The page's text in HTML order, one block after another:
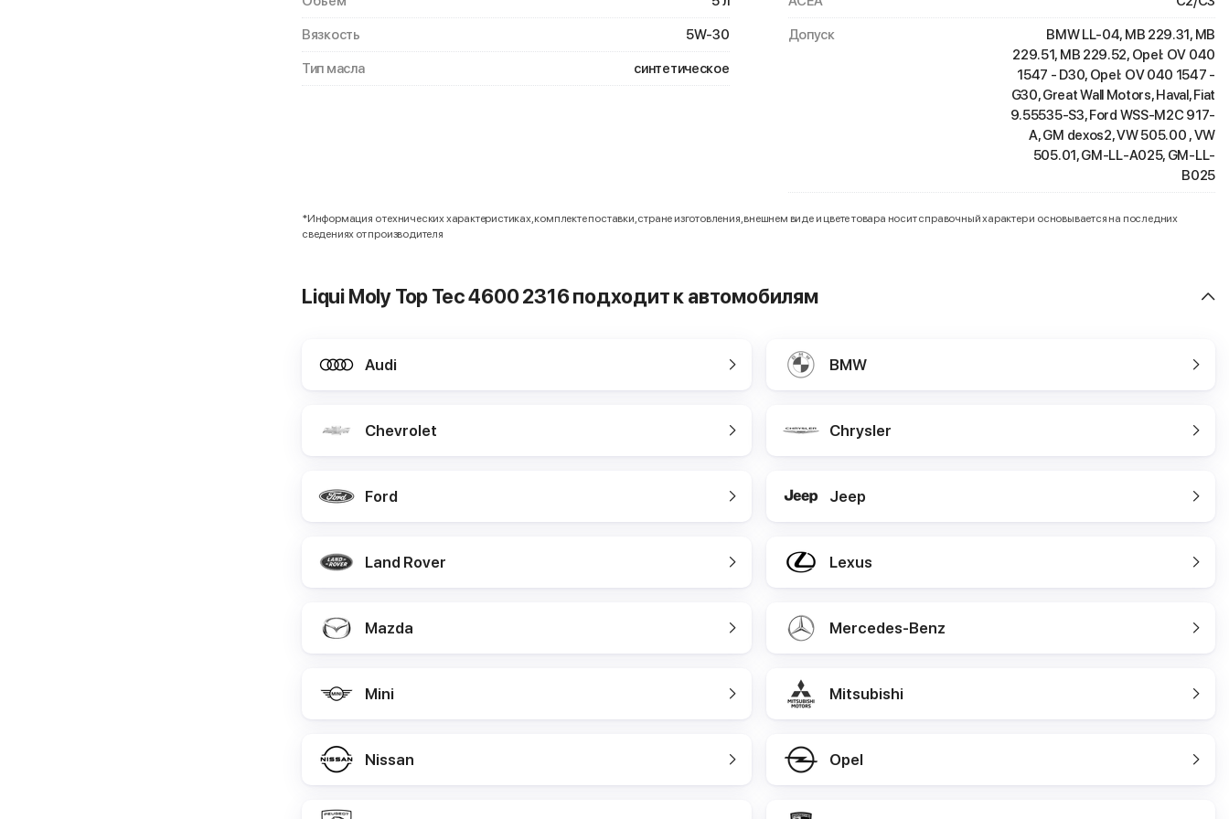
Вязкость 5W-30
Тип масла синтетическое
Допуск
BMW LL-04, MB 229.31, MB
229.51, MB 229.52, Opel: OV 040
1547 - D30, Opel: OV 040 1547 -
G30, Great Wall Motors, Haval, Fiat
9.55535-S3, Ford WSS-M2C 917-
A, GM dexos2, VW 505.00 , VW
505.01, GM-LL-A025, GM-LL-
B025
*Информация о технических характеристиках, комплекте поставки, стране изготовления, внешнем виде и цвете товара носит справочный характер и основывается на последних
сведениях от производителя
Liqui Moly Top Tec 4600 2316 подходит к автомобилям
Audi BMW
Chevrolet Chrysler
Ford Jeep
Land Rover Lexus
Mazda Mercedes-Benz
Mini Mitsubishi
Nissan Opel